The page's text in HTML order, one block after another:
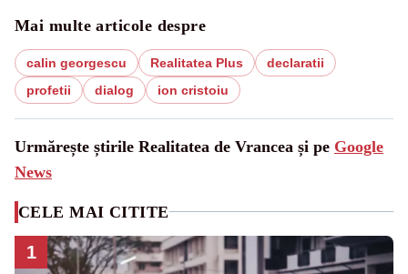
Mai multe articole despre
calin georgescu Realitatea Plus
declaratii
profetii
dialog ion cristoiu
Urmărește știrile Realitatea de Vrancea și pe Google
News
CELE MAI CITITE
1